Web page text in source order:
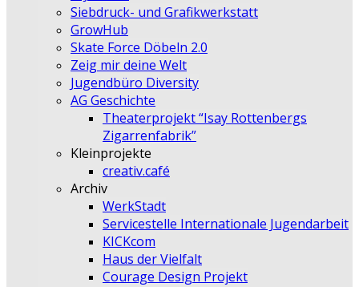
Siebdruck- und Grafikwerkstatt
GrowHub
Skate Force Döbeln 2.0
Zeig mir deine Welt
Jugendbüro Diversity
AG Geschichte
Theaterprojekt “Isay Rottenbergs
Zigarrenfabrik”
Kleinprojekte
creativ.café
Archiv
WerkStadt
Servicestelle Internationale Jugendarbeit
KICKcom
Haus der Vielfalt
Courage Design Projekt